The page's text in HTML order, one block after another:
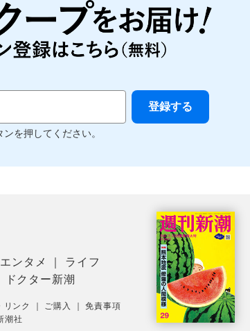
を押してください。
エンタメ
ライフ
ドクター新潮
リンク ご購入 ｜免責事項
潮社